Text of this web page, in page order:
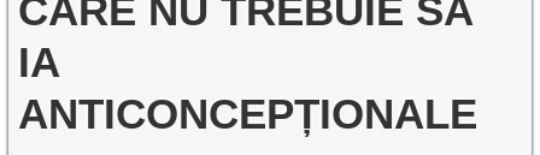
CARE NU TREBUIE SĂ
IA
ANTICONCEPȚIONALE